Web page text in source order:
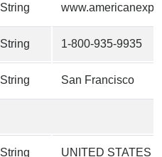
String
String 1-800-935-9935
String San Francisco
String UNITED STATES